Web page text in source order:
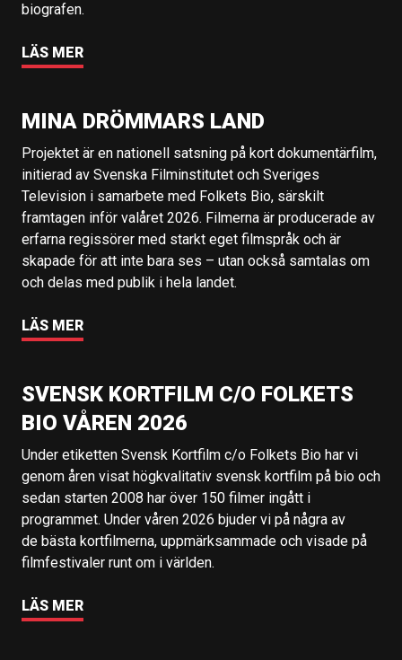
biografen.
LÄS MER
MINA DRÖMMARS LAND
Projektet är en nationell satsning på kort dokumentärfilm,
initierad av Svenska Filminstitutet och Sveriges
Television i samarbete med Folkets Bio, särskilt
framtagen inför valåret 2026. Filmerna är producerade av
erfarna regissörer med starkt eget filmspråk och är
skapade för att inte bara ses – utan också samtalas om
och delas med publik i hela landet.
LÄS MER
SVENSK KORTFILM C/O FOLKETS
BIO VÅREN 2026
Under etiketten Svensk Kortfilm c/o Folkets Bio har vi
genom åren visat högkvalitativ svensk kortfilm på bio och
sedan starten 2008 har över 150 filmer ingått i
programmet. Under våren 2026 bjuder vi på några av
de bästa kortfilmerna, uppmärksammade och visade på
filmfestivaler runt om i världen.
LÄS MER